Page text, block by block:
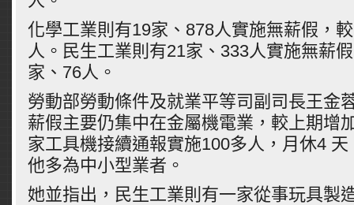
化學工業則有19家、878人實施無薪假，
人。民生工業則有21家、333人實施無薪
家、76人。
勞動部勞動條件及就業平等司副司長王金
薪假主要仍集中在金屬機電業，較上期增
家工具機接續通報實施100多人，月休4
他多為中小型業者。
她並指出，民生工業則有一家從事玩具製